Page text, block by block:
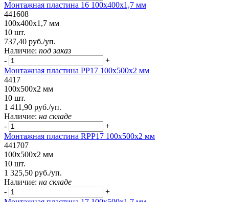
Монтажная пластина 16 100x400x1,7 мм
441608
100x400x1,7 мм
10 шт.
737,40 руб./уп.
Наличие: под заказ
-
+
Монтажная пластина РР17 100x500x2 мм
4417
100x500x2 мм
10 шт.
1 411,90 руб./уп.
Наличие: на складе
-
+
Монтажная пластина RPP17 100x500x2 мм
441707
100x500x2 мм
10 шт.
1 325,50 руб./уп.
Наличие: на складе
-
+